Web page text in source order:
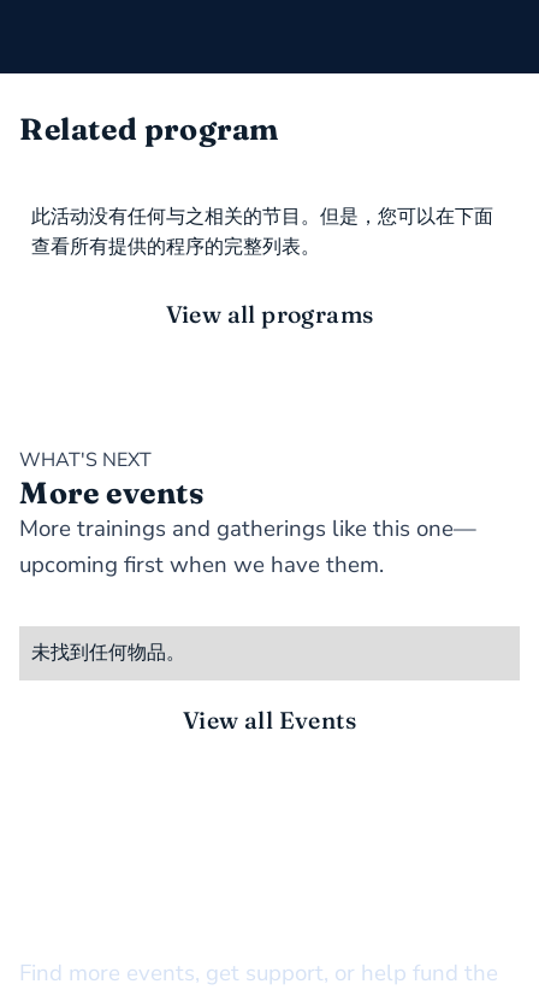
Related program
此活动没有任何与之相关的节目。但是，您可以在下面
查看所有提供的程序的完整列表。
View all programs
WHAT'S NEXT
More events
More trainings and gatherings like this one—
upcoming first when we have them.
未找到任何物品。
View all Events
Find more events, get support, or help fund the